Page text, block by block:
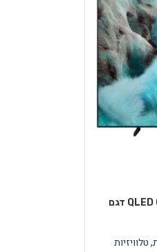
טלוויזיה Samsung 55 אינץ' QLED Q7F 4K Vision AI דגם
,טלוויזיות